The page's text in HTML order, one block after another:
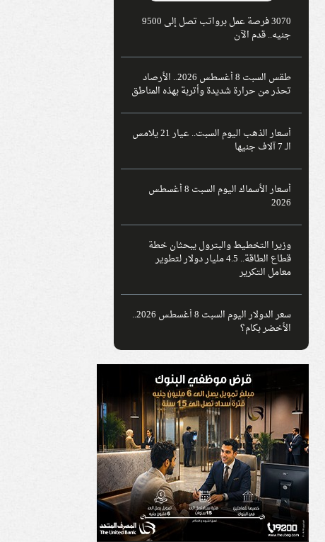
3070 فرصة عمل برواتب تصل إلى 9500
جنيه.. قدم الآن
طقس السبت 8 أغسطس 2026.. الأرصاد
تحذر من حرارة شديدة وأتربة بهذه المناطق
أسعار الذهب اليوم السبت.. عيار 21 يلامس
الـ 7 آلاف جنيها
أسعار الأسماك اليوم السبت 8 أغسطس
2026
وزيرا التخطيط والبترول يبحثان خطة
قطاع الطاقة.. 4.5 مليار دولار لتطوير
معامل التكرير
سعر الدولار اليوم السبت 8 أغسطس 2026..
الأخضر بكام؟